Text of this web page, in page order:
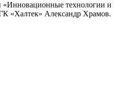
технологии и
«Халтек» Александр Храмов.